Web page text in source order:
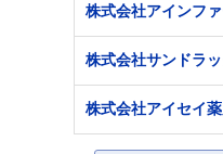
株式会社アインフ
株式会社サンドラ
株式会社アイセイ